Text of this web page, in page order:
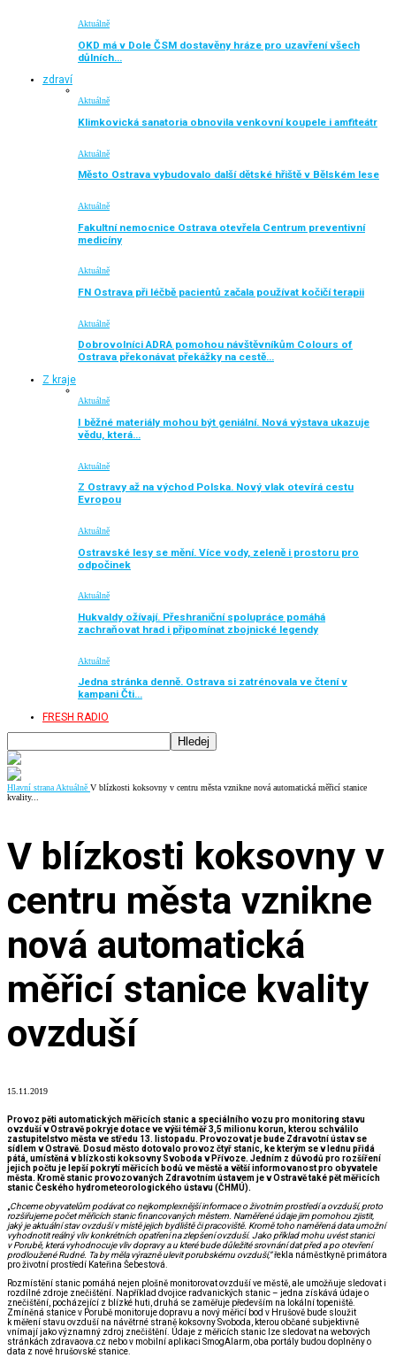
Aktuálně
OKD má v Dole ČSM dostavěny hráze pro uzavření všech
důlních…
zdraví
Aktuálně
Klimkovická sanatoria obnovila venkovní koupele i amfiteátr
Aktuálně
Město Ostrava vybudovalo další dětské hřiště v Bělském lese
Aktuálně
Fakultní nemocnice Ostrava otevřela Centrum preventivní
medicíny
Aktuálně
FN Ostrava při léčbě pacientů začala používat kočičí terapii
Aktuálně
Dobrovolníci ADRA pomohou návštěvníkům Colours of
Ostrava překonávat překážky na cestě…
Z kraje
Aktuálně
I běžné materiály mohou být geniální. Nová výstava ukazuje
vědu, která…
Aktuálně
Z Ostravy až na východ Polska. Nový vlak otevírá cestu
Evropou
Aktuálně
Ostravské lesy se mění. Více vody, zeleně i prostoru pro
odpočinek
Aktuálně
Hukvaldy ožívají. Přeshraniční spolupráce pomáhá
zachraňovat hrad i připomínat zbojnické legendy
Aktuálně
Jedna stránka denně. Ostrava si zatrénovala ve čtení v
kampani Čti…
FRESH RADIO
Hlavní strana Aktuálně V blízkosti koksovny v centru města vznikne nová automatická měřicí stanice
kvality...
V blízkosti koksovny v
centru města vznikne
nová automatická
měřicí stanice kvality
ovzduší
15.11.2019
Provoz pěti automatických měřicích stanic a speciálního vozu pro monitoring stavu
ovzduší v Ostravě pokryje dotace ve výši téměř 3,5 milionu korun, kterou schválilo
zastupitelstvo města ve středu 13. listopadu. Provozovat je bude Zdravotní ústav se
sídlem v Ostravě. Dosud město dotovalo provoz čtyř stanic, ke kterým se v lednu přidá
pátá, umístěná v blízkosti koksovny Svoboda v Přívoze. Jedním z důvodů pro rozšíření
jejich počtu je lepší pokrytí měřicích bodů ve městě a větší informovanost pro obyvatele
města. Kromě stanic provozovaných Zdravotním ústavem je v Ostravě také pět měřicích
stanic Českého hydrometeorologického ústavu (ČHMÚ).
„Chceme obyvatelům podávat co nejkomplexnější informace o životním prostředí a ovzduší, proto
rozšiřujeme počet měřicích stanic financovaných městem. Naměřené údaje jim pomohou zjistit,
jaký je aktuální stav ovzduší v místě jejich bydliště či pracoviště. Kromě toho naměřená data umožní
vyhodnotit reálný vliv konkrétních opatření na zlepšení ovzduší. Jako příklad mohu uvést stanici
v Porubě, která vyhodnocuje vliv dopravy a u které bude důležité srovnání dat před a po otevření
prodloužené Rudné. Ta by měla výrazně ulevit porubskému ovzduší,“řekla náměstkyně primátora
pro životní prostředí Kateřina Šebestová.
Rozmístění stanic pomáhá nejen plošně monitorovat ovzduší ve městě, ale umožňuje sledovat i
rozdílné zdroje znečištění. Například dvojice radvanických stanic – jedna získává údaje o
znečištění, pocházející z blízké huti, druhá se zaměřuje především na lokální topeniště.
Zmíněná stanice v Porubě monitoruje dopravu a nový měřicí bod v Hrušově bude sloužit
k měření stavu ovzduší na návětrné straně koksovny Svoboda, kterou občané subjektivně
vnímají jako významný zdroj znečištění. Údaje z měřicích stanic lze sledovat na webových
stránkách zdravaova.cz nebo v mobilní aplikaci SmogAlarm, oba portály budou doplněny o
data z nové hrušovské stanice.